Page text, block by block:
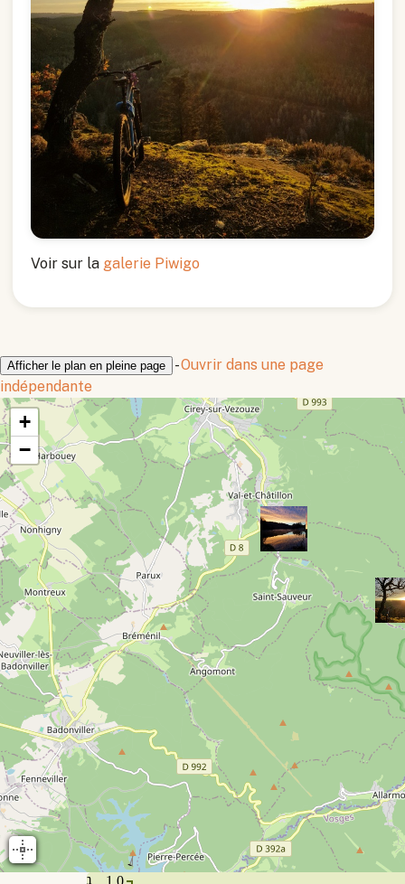
Voir sur la galerie Piwigo
Afficher le plan en pleine page -Ouvrir dans une page
indépendante